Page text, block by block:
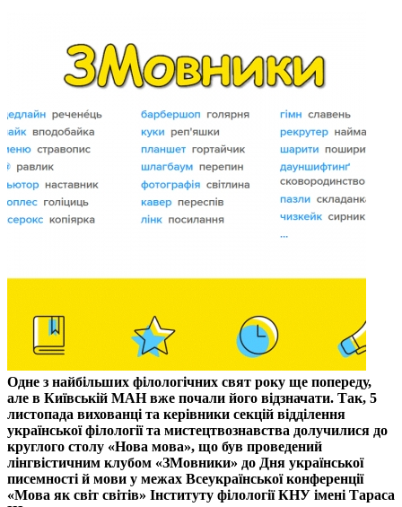
Одне з найбільших філологічних свят року ще попереду,
але в Київській МАН вже почали його відзначати. Так, 5
листопада вихованці та керівники секцій відділення
української філології та мистецтвознавства долучилися до
круглого столу «Нова мова», що був проведений
лінгвістичним клубом «ЗМовники» до Дня української
писемності й мови у межах Всеукраїнської конференції
«Мова як світ світів» Інституту філології КНУ імені Тараса